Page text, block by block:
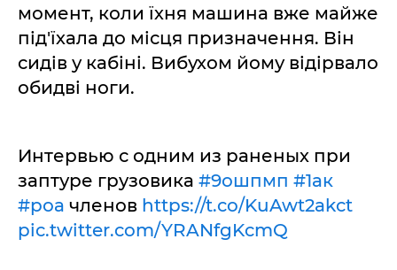
момент, коли їхня машина вже майже
під'їхала до місця призначення. Він
сидів у кабіні. Вибухом йому відірвало
обидві ноги.
Интервью с одним из раненых при
заптуре грузовика #9ошпмп #1ак
#роа членов https://t.co/KuAwt2akct
pic.twitter.com/YRANfgKcmQ